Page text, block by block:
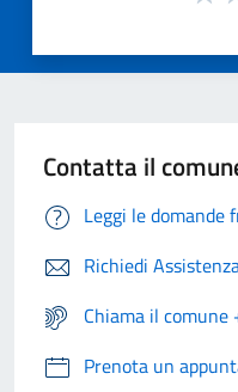
Contatta il
Leggi le domande
Richiedi
Chiama il
Prenota un